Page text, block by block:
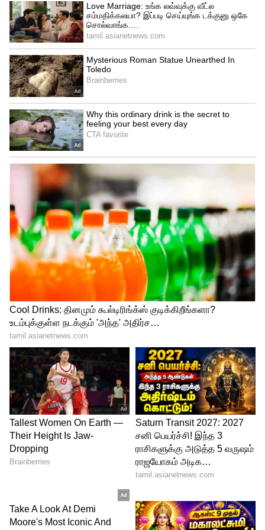
Karthi attend Kalidas Jayaram Reception
இதையடுத்து இந்த ஜோடியின் திருமண
வரவேற்பு நிகழ்ச்சி, சென்னையில்
நடைபெற்றது. இதில் அரசியல் தலைவர்கள்,
தமிழ் திரையுலக பிரபலங்கள் என
ஏராளமானோர் கலந்துகொண்டனர்.
குறிப்பாக தமிழக முதல்வர் மு.க.ஸ்டாலின்,
அமைச்சர் கே.கே.எஸ்.எஸ்.ஆர்
ராமச்சந்திரன் ஆகியோர் கலந்துகொண்டு
மணமக்களை வாழ்த்தினர்.
இதையும் படியுங்கள்...கோவிலில்
சிம்பிளாக நடந்த திருமணம்; ஜமீன் வீட்டு
பெண்ணை கரம்பிடித்தார் காளிதாஸ்
ஜெயராம்!!
4
5